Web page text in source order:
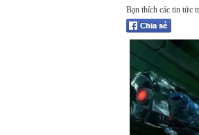
Bạn thích các tin tức